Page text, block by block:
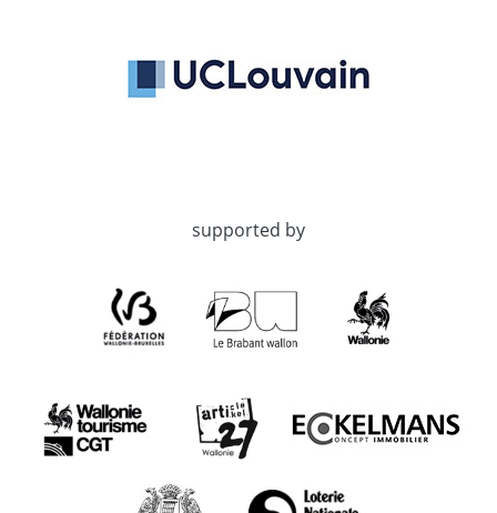
supported by